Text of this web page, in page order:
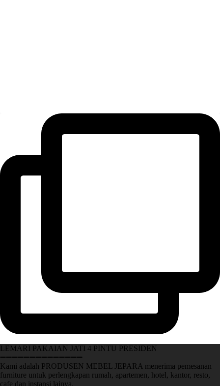
LEMARI PAKAIAN JATI 4 PINTU PRESIDEN
➖➖➖➖➖➖➖➖➖➖➖➖➖➖
Kami adalah PRODUSEN MEBEL JEPARA menerima pemesanan
furniture untuk perlengkapan rumah, apartemen, hotel, kantor, resto,
cafe dan instansi lainya.